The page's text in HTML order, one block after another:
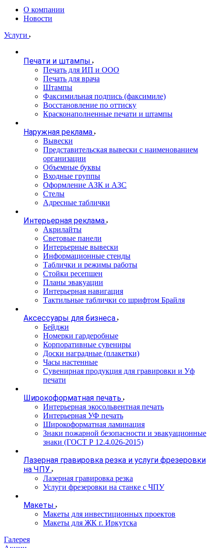
О компании
Новости
Услуги
Печати и штампы
Печать для ИП и ООО
Печать для врача
Штампы
Факсимильная подпись (факсимиле)
Восстановление по оттиску
Красконаполненные печати и штампы
Наружная реклама
Вывески
Представительская вывески с наименованием
организации
Объемные буквы
Входные группы
Оформление АЗК и АЗС
Стелы
Адресные таблички
Интерьерная реклама
Акрилайты
Световые панели
Интерьерные вывески
Информационные стенды
Таблички и режимы работы
Стойки ресепшен
Планы эвакуации
Интерьерная навигация
Тактильные таблички со шрифтом Брайля
Аксессуары для бизнеса
Бейджи
Номерки гардеробные
Корпоративные сувениры
Доски наградные (плакетки)
Часы настенные
Сувенирная продукция для гравировки и Уф
печати
Широкоформатная печать
Интерьерная экосольвентная печать
Интерьерная УФ печать
Широкоформатная ламинация
Знаки пожарной безопасности и эвакуационные
знаки (ГОСТ Р 12.4.026-2015)
Лазерная гравировка резка и услуги фрезеровки
на ЧПУ
Лазерная гравировка резка
Услуги фрезеровки на станке с ЧПУ
Макеты
Макеты для инвестиционных проектов
Макеты для ЖК г. Иркутска
Галерея